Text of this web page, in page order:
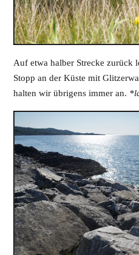
Auf etwa halber Strecke zurück
Stopp an der Küste mit
halten wir übrigens immer an.